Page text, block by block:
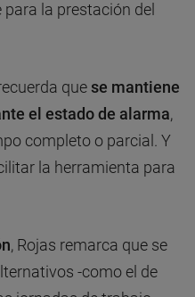
la prestación del
quese mantiene
el estado de alarma,
completo o parcial. Y
la herramienta para
, Rojas remarca que se
-como el de